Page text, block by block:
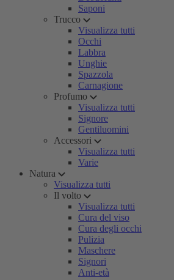
Saponi
Trucco
Visualizza tutti
Occhi
Labbra
Unghie
Spazzola
Carnagione
Profumo
Visualizza tutti
Signore
Gentiluomini
Accessori
Visualizza tutti
Varie
Natura
Visualizza tutti
Il volto
Visualizza tutti
Cura del viso
Cura degli occhi
Pulizia
Maschere
Signori
Anti-età